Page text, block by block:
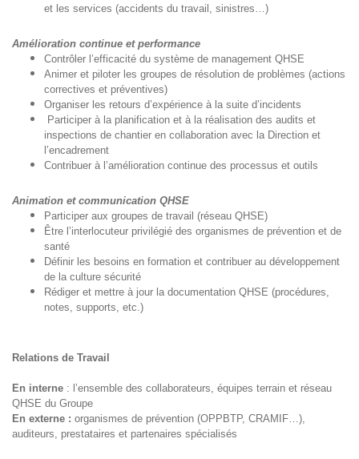
et les services (accidents du travail, sinistres…)
Amélioration continue et performance
Contrôler l’efficacité du système de management QHSE
Animer et piloter les groupes de résolution de problèmes (actions
correctives et préventives)
Organiser les retours d’expérience à la suite d’incidents
Participer à la planification et à la réalisation des audits et
inspections de chantier en collaboration avec la Direction et
l’encadrement
Contribuer à l’amélioration continue des processus et outils
Animation et communication QHSE
Participer aux groupes de travail (réseau QHSE)
Être l’interlocuteur privilégié des organismes de prévention et de
santé
Définir les besoins en formation et contribuer au développement
de la culture sécurité
Rédiger et mettre à jour la documentation QHSE (procédures,
notes, supports, etc.)
Relations de Travail
En interne : l’ensemble des collaborateurs, équipes terrain et réseau
QHSE du Groupe
En externe : organismes de prévention (OPPBTP, CRAMIF…),
auditeurs, prestataires et partenaires spécialisés